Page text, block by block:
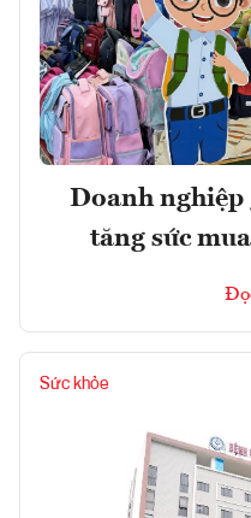
Doanh nghiệp
tăng sức
Sức khỏe